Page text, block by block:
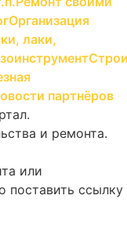
Организация
лаки,
партнёров
и ремонта.
или
поставить ссылку